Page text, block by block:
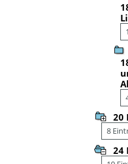
20
8
24